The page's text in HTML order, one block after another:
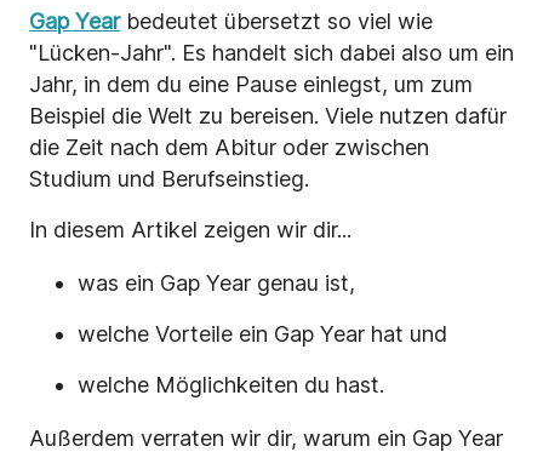
Gap Year bedeutet übersetzt so viel wie
"Lücken-Jahr". Es handelt sich dabei also um ein
Jahr, in dem du eine Pause einlegst, um zum
Beispiel die Welt zu bereisen. Viele nutzen dafür
die Zeit nach dem Abitur oder zwischen
Studium und Berufseinstieg.
In diesem Artikel zeigen wir dir...
was ein Gap Year genau ist,
welche Vorteile ein Gap Year hat und
welche Möglichkeiten du hast.
Außerdem verraten wir dir, warum ein Gap Year